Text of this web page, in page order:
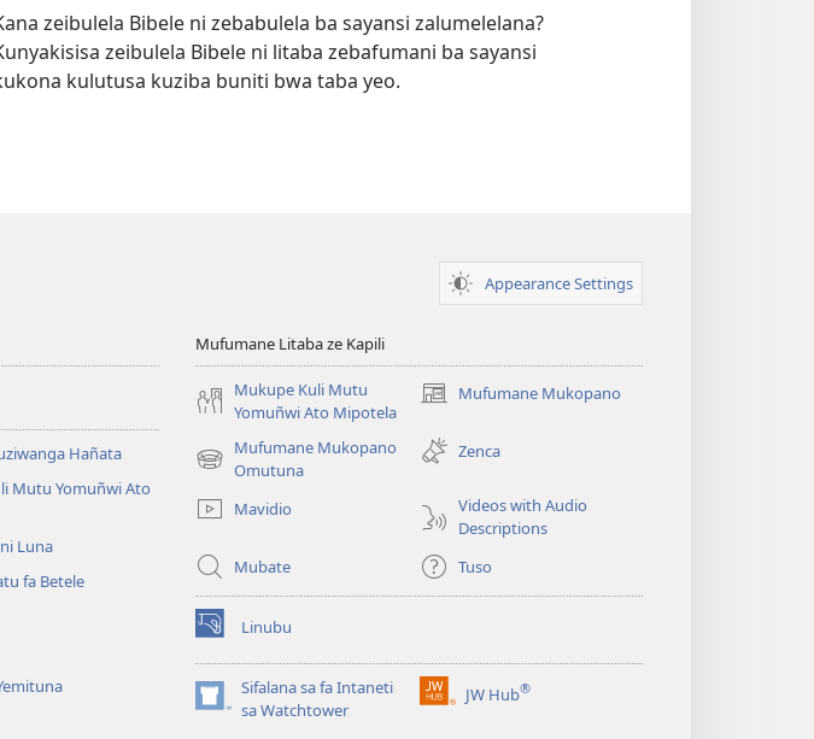
zeibulela Bibele ni zebabulela ba sayansi zalumelelana?
zeibulela Bibele ni litaba zebafumani ba sayansi
kulutusa kuziba buniti bwa taba yeo.
Appearance Settings
Hañata
Mutu Yomuñwi Ato
Luna
fa Betele
Mufumane Litaba ze Kapili
Mukupe Kuli Mutu
Yomuñwi Ato Mipotela
Mufumane Mukopano
(opens
window)
Mufumane Mukopano
Omutuna
(opens
window)
Zenca
Mavidio
Videos with Audio
Descriptions
Mubate
Tuso
Linubu
(opens
new
window)Sifalana sa fa Intaneti
sa Watchtower
(opens
JW Hub®
(opens